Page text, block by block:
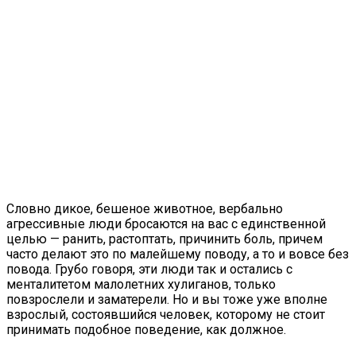
Словно дикое, бешеное животное, вербально
агрессивные люди бросаются на вас с единственной
целью — ранить, растоптать, причинить боль, причем
часто делают это по малейшему поводу, а то и вовсе без
повода. Грубо говоря, эти люди так и остались с
менталитетом малолетних хулиганов, только
повзрослели и заматерели. Но и вы тоже уже вполне
взрослый, состоявшийся человек, которому не стоит
принимать подобное поведение, как должное.